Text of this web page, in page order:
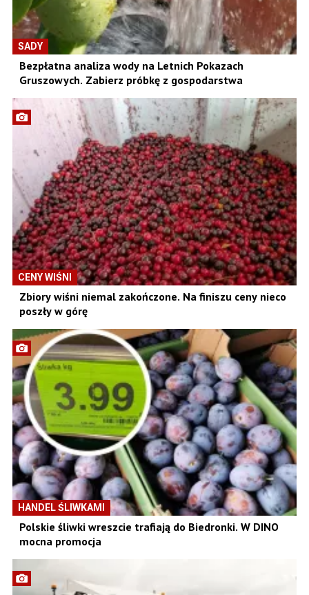
SADY
Bezpłatna analiza wody na Letnich Pokazach
Gruszowych. Zabierz próbkę z gospodarstwa
CENY WIŚNI
Zbiory wiśni niemal zakończone. Na finiszu ceny nieco
poszły w górę
HANDEL ŚLIWKAMI
Polskie śliwki wreszcie trafiają do Biedronki. W DINO
mocna promocja